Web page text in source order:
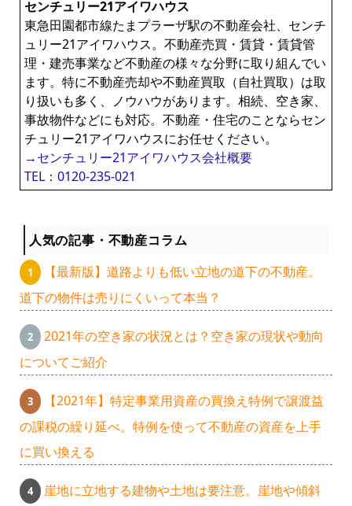
センチュリー21アイワハウス
東急田園都市線たまプラーザ駅の不動産会社、センチ
ュリー21アイワハウス。不動産売買・賃貸・賃貸管
理・建売事業など不動産の様々な分野に取り組んでい
ます。特に不動産売却や不動産買取（自社買取）は取
り扱いも多く、ノウハウがあります。相続、空き家、
事故物件などにも対応。不動産・住宅のことならセン
チュリー21アイワハウスにお任せください。
→センチュリー21アイワハウス会社概要
TEL：0120-235-021
人気の記事・不動産コラム
【最新版】道路よりも低い立地の道下の不動産。
道下の物件は売りにくいって本当？
2021年の空き家の状況とは？空き家の現状や動向
についてご紹介
【2021年】特定事業用資産の買換え特例で譲渡益
の課税の繰り延べ。特例を使って不動産の資産を上手
に買い換える
崖地に立地する建物や土地は要注意。崖地や傾斜